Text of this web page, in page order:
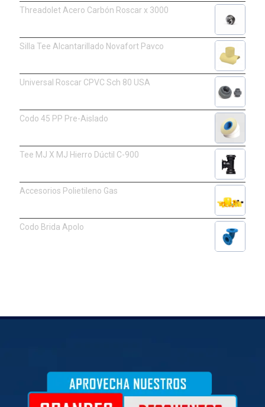
Threadolet Acero Carbón Roscar x 3000
Silla Tee Alcantarillado Novafort Pavco
Universal Roscar CPVC Sch 80 USA
Codo 45 PP Pre-Aislado
Tee MJ X MJ Hierro Dúctil C-900
Accesorios Polietileno Gas
Codo Brida Apolo